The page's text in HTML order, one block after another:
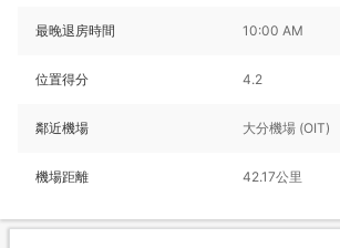
最晚退房時間 10:00 AM
位置得分 4.2
鄰近機場 大分機場 (OIT)
機場距離 42.17公里